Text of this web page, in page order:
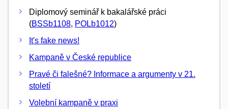
Diplomový seminář k bakalářské práci
(BSSb1108, POLb1012)
It's fake news!
Kampaně v České republice
Pravé či falešné? Informace a argumenty v 21.
století
Volební kampaně v praxi